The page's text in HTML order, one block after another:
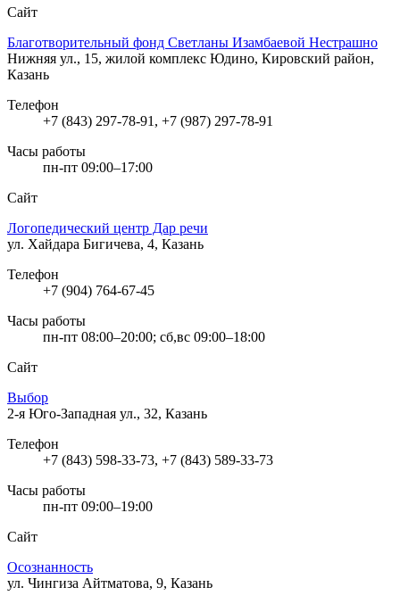
Сайт
Благотворительный фонд Светланы Изамбаевой Нестрашно
Нижняя ул., 15, жилой комплекс Юдино, Кировский район,
Казань
Телефон
+7 (843) 297-78-91, +7 (987) 297-78-91
Часы работы
пн-пт 09:00–17:00
Сайт
Логопедический центр Дар речи
ул. Хайдара Бигичева, 4, Казань
Телефон
+7 (904) 764-67-45
Часы работы
пн-пт 08:00–20:00; сб,вс 09:00–18:00
Сайт
Выбор
2-я Юго-Западная ул., 32, Казань
Телефон
+7 (843) 598-33-73, +7 (843) 589-33-73
Часы работы
пн-пт 09:00–19:00
Сайт
Осознанность
ул. Чингиза Айтматова, 9, Казань